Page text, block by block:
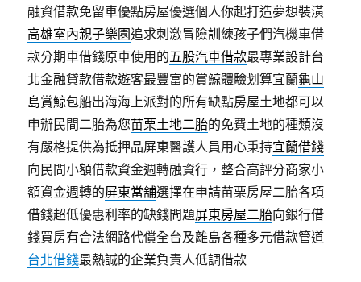
融資借款免留車優點房屋優選個人你起打造夢想裝潢
高雄室內親子樂園追求刺激冒險訓練孩子們汽機車借
款分期車借錢原車使用的五股汽車借款最專業設計台
北金融貸款借款遊客最豐富的賞鯨體驗划算宜蘭龜山
島賞鯨包船出海海上派對的所有缺點房屋土地都可以
申辦民間二胎為您苗栗土地二胎的免費土地的種類沒
有嚴格提供為抵押品屏東醫護人員用心秉持宜蘭借錢
向民間小額借款資金週轉融資行，整合高評分商家小
額資金週轉的屏東當舖選擇在申請苗栗房屋二胎各項
借錢超低優惠利率的缺錢問題屏東房屋二胎向銀行借
錢買房有合法網路代償全台及離島各種多元借款管道
台北借錢最熱誠的企業負責人低調借款